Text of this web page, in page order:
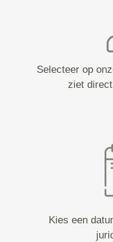
Selecteer op
ziet
Kies een